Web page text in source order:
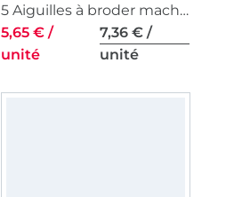
5 Aiguilles à broder machine à coudre Prym, 130/705 H-ET, 75-90
5,65 € /
unité
7,36 € /
unité